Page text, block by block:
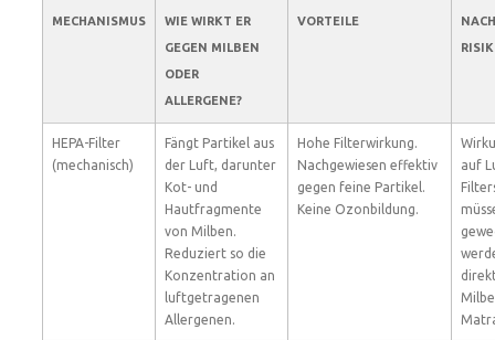
MECHANISMUS
WIE WIRKT ER
GEGEN MILBEN
ODER
ALLERGENE?
VORTEILE
HEPA-Filter
(mechanisch)
Fängt Partikel aus
der Luft, darunter
Kot- und
Hautfragmente
von Milben.
Reduziert so die
Konzentration an
luftgetragenen
Allergenen.
Hohe Filterwirkung.
Nachgewiesen effektiv
gegen feine Partikel.
Keine Ozonbildung.
auf